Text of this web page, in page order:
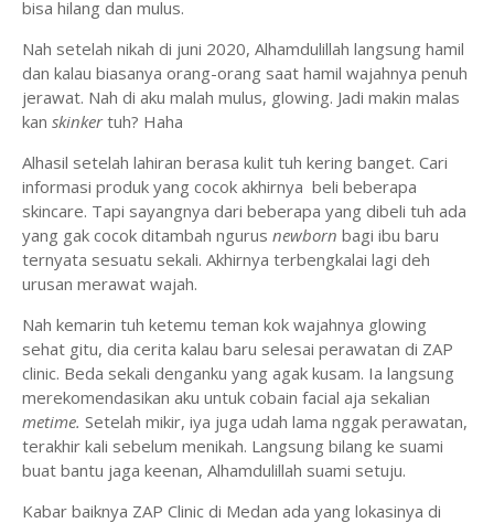
bisa hilang dan mulus.
Nah setelah nikah di juni 2020, Alhamdulillah langsung hamil
dan kalau biasanya orang-orang saat hamil wajahnya penuh
jerawat. Nah di aku malah mulus, glowing. Jadi makin malas
kan skinkertuh? Haha
Alhasil setelah lahiran berasa kulit tuh kering banget. Cari
informasi produk yang cocok akhirnya beli beberapa
skincare. Tapi sayangnya dari beberapa yang dibeli tuh ada
yang gak cocok ditambah ngurus newborn bagi ibu baru
ternyata sesuatu sekali. Akhirnya terbengkalai lagi deh
urusan merawat wajah.
Nah kemarin tuh ketemu teman kok wajahnya glowing
sehat gitu, dia cerita kalau baru selesai perawatan di ZAP
clinic. Beda sekali denganku yang agak kusam. Ia langsung
merekomendasikan aku untuk cobain facial aja sekalian
metime. Setelah mikir, iya juga udah lama nggak perawatan,
terakhir kali sebelum menikah. Langsung bilang ke suami
buat bantu jaga keenan, Alhamdulillah suami setuju.
Kabar baiknya ZAP Clinic di Medan ada yang lokasinya di